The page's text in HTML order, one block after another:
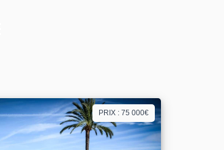
PRIX : 75 000€